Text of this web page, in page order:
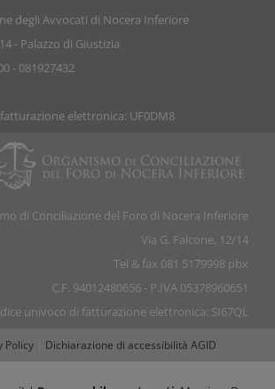
degli Avvocati di Nocera Inferiore
- Palazzo di Giustizia
- 081927432
elettronica: UF0DM8
di Conciliazione del Foro di Nocera Inferiore
Via G. Falcone, 12/14
Tel & fax 081 5179998 pbx
C.F. 94012480656 - P.IVA 05378960651
univoco di fatturazione elettronica: SI67QL
Policy Dichiarazione di accessibilità AGID